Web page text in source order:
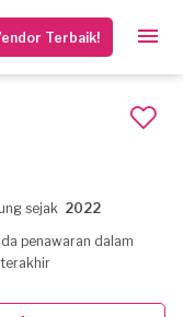
Terbaik!
sejak 2022
penawaran dalam